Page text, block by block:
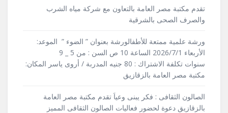
تقدم مكتبة مصر العامة بالتعاون مع شركة مياه الشرب
والصرف الصحى بالشرقية
ورشة علمية ممتعة للأطفالورشة بعنوان ” الضوء ” الموعد:
الأربعاء 2026/7/1 الساعة 10 ص السن : من 5 _ 9
سنوات تكلفة الاشتراك : 80 جنيه المدربة / أروى ياسر المكان:
مكتبة مصر العامة بالزقازيق
الصالون الثقافى : فكر يبنى وعياَ تقدم مكتبة مصر العامة
بالزقازيق دعوة لحضور فعاليات الصالون الثقافى المميز